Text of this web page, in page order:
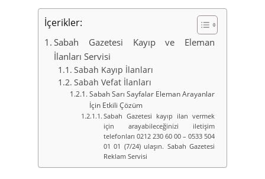
İçerikler:
Sabah Gazetesi Kayıp ve Eleman
İlanları Servisi
Sabah Kayıp İlanları
Sabah Vefat İlanları
Sabah Sarı Sayfalar Eleman Arayanlar
İçin Etkili Çözüm
Sabah Gazetesi kayıp ilan vermek
için arayabileceğinizi iletişim
telefonları 0212 230 60 00 – 0533 504
01 01 (7/24) ulaşın. Sabah Gazetesi
Reklam Servisi